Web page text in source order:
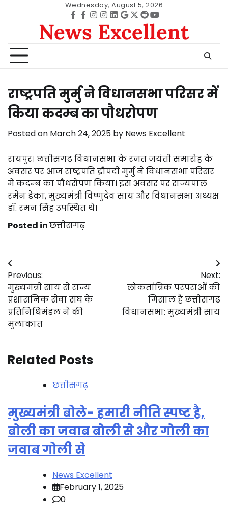
Wednesday, August 5, 2026
Facebook
facebook
Instagram
instagram
Linkedin
google
Twitter
redditYoutube
News Excellent
राष्ट्रपति मुर्मु ने विधानसभा परिसर में
किया कदम्ब का पौधरोपण
Posted on March 24, 2025 by News Excellent
रायपुर। छत्तीसगढ़ विधानसभा के रजत जयंती समारोह के
अवसर पर आज राष्ट्रपति द्रौपदी मुर्मु ने विधानसभा परिसर
में कदम्ब का पौधरोपण किया। इस अवसर पर राज्यपाल
रमेन डेका, मुख्यमंत्री विष्णुदेव साय और विधानसभा अध्यक्ष
डॉ. रमन सिंह उपस्थित थे।
Posted inछत्तीसगढ़
Post
navigation
Previous:
मुख्यमंत्री साय से राज्य
प्रशासनिक सेवा संघ के
प्रतिनिधिमंडल ने की
मुलाकात
Next:
लोकतांत्रिक परंपराओं की
मिसाल है छत्तीसगढ़
विधानसभा: मुख्यमंत्री साय
Related Posts
छत्तीसगढ़
मुख्यमंत्री बोले- हमारी नीति स्पष्ट है,
बोली का जवाब बोली से और गोली का
जवाब गोली से
News Excellent
February 1, 2025
0